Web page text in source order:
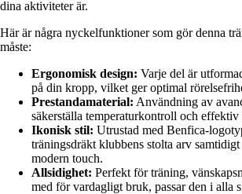
dina aktiviteter är.
Här är några nyckelfunktioner som gör denna
måste:
Ergonomisk design: Varje del är
på din kropp, vilket ger optimal
Prestandamaterial: Användning av
säkerställa temperaturkontroll och
Ikonisk stil: Utrustad med Benfica-
träningsdräkt klubbens stolta arv
modern touch.
Allsidighet: Perfekt för träning,
med för vardagligt bruk, passar den i alla